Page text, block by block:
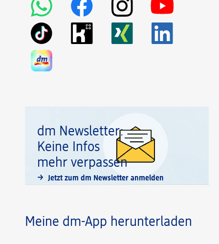
dm Newsletter:
Keine Infos
mehr verpassen
Jetzt zum dm Newsletter anmelden
Meine dm-App herunterladen